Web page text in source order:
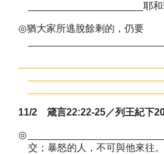
_____________________耶和
◎猶大家所逃脫餘剩的，仍要
11/2 箴言22:22-25／列王紀下
◎
交；暴怒的人，不可與他來往。